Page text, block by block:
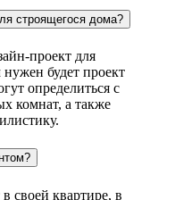
строящегося дома?
проект для
будет проект
определиться с
комнат, а также
своей квартире, в